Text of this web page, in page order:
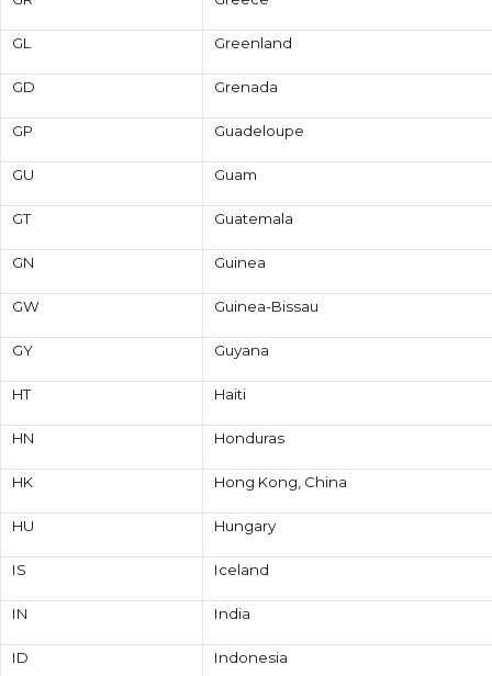
GL Greenland
GD Grenada
GP Guadeloupe
GU Guam
GT Guatemala
GN Guinea
GW Guinea-Bissau
GY Guyana
HT Haiti
HN Honduras
HK Hong Kong, China
HU Hungary
IS Iceland
IN India
ID Indonesia